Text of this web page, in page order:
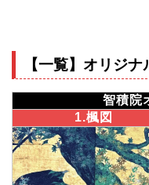
【一覧】オリジ
智積院
1.楓図